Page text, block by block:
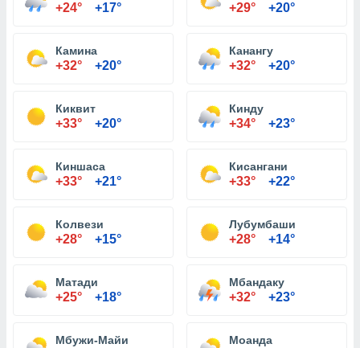
+24° +17° +29° +20°
Камина
+32° +20°
Канангу
+32° +20°
Киквит
+33° +20°
Кинду
+34° +23°
Киншаса
+33° +21°
Кисангани
+33° +22°
Колвези
+28° +15°
Лубумбаши
+28° +14°
Матади
+25° +18°
Мбандаку
+32° +23°
Мбужи-Майи Моанда